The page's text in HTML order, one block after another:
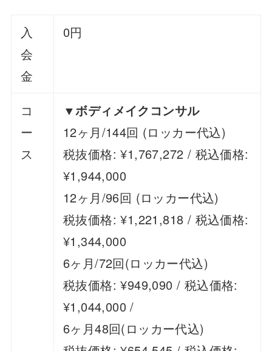
入
会
金
0円
コ
ー
ス
▼ボディメイクコンサル
12ヶ月/144回 (ロッカー代込)
税抜価格: ¥1,767,272 / 税込価格:
¥1,944,000
12ヶ月/96回 (ロッカー代込)
税抜価格: ¥1,221,818 / 税込価格:
¥1,344,000
6ヶ月/72回(ロッカー代込)
税抜価格: ¥949,090 / 税込価格:
¥1,044,000 /
6ヶ月48回(ロッカー代込)